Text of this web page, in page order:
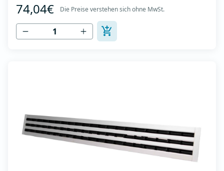
Wand montiert -Es besteht aus eloxiertem Aluminium in
RAL 9010 (weiße Farbe). -Integrierter Kunststoffregler
(Deflektor), der den Luftstrom lenkt (links...
74,04€ Die Preise verstehen sich ohne MwSt.